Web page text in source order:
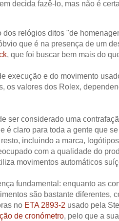
decida fazê-lo, mas não é
relógios ditos "de
que é na presença de um
, que foi buscar bem mais do
execução e do movimento
os valores dos Rolex,
ser considerado uma
é claro para toda a gente que
incluindo a marca,
com a qualidade do
movimentos automáticos
fundamental: enquanto as
são bastante diferentes,
no ETA 2893-2 usado pela
de cronómetro, pelo que a